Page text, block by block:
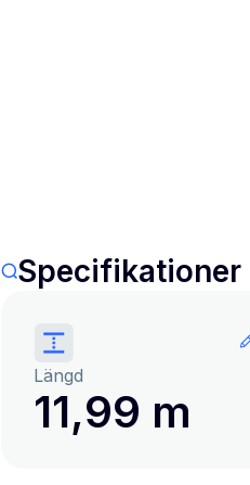
Specifikationer
Längd
11,99 m